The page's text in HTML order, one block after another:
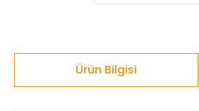
Ürün Bilgisi